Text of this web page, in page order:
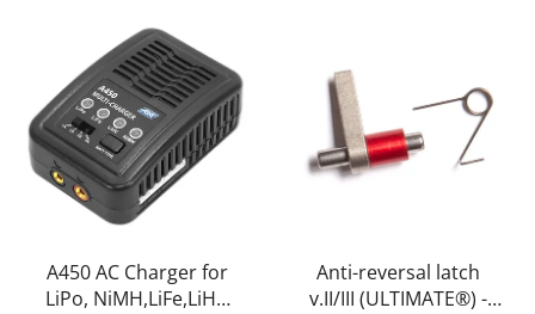
o
A450 AC Charger for
LiPo, NiMH,LiFe,LiHV
Anti-reversal latch
v.II/III (ULTIMATE®) -